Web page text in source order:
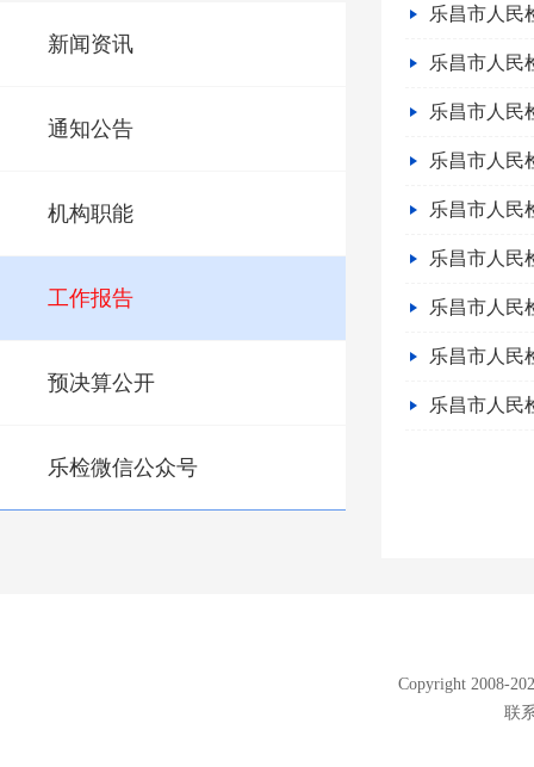
新闻资讯
通知公告
机构职能
工作报告
预决算公开
乐检微信公众号
乐昌市人民
乐昌市人民
乐昌市人民
乐昌市人民
乐昌市人民
乐昌市人民
乐昌市人民
乐昌市人民
乐昌市人民
Copyright 2008-
联